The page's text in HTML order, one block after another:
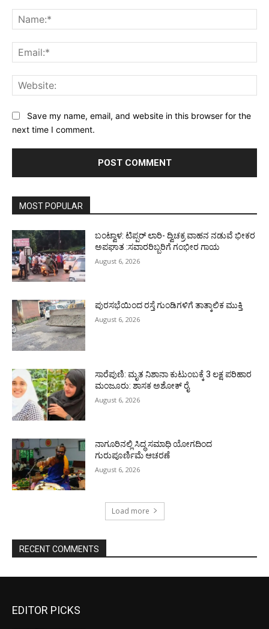
Save my name, email, and website in this browser for the
next time I comment.
MOST POPULAR
ಬಂಟ್ವಾಳ: ಟಿಪ್ಪರ್ ಲಾರಿ- ದ್ವಿಚಕ್ರ ವಾಹನ ನಡುವೆ ಭೀಕರ
ಅಪಘಾತ :ಸವಾರರಿಬ್ಬರಿಗೆ ಗಂಭೀರ ಗಾಯ
August 6, 2026
ಪುರಸಭೆಯಿಂದ ರಸ್ತೆ ಗುಂಡಿಗಳಿಗೆ ತಾತ್ಕಾಲಿಕ ಮುಕ್ತಿ
August 6, 2026
ಸಾರೆಪುಣಿ: ಮೃತ ನಿಶಾನಾ ಕುಟುಂಬಕ್ಕೆ 3 ಲಕ್ಷ ಪರಿಹಾರ
ಮಂಜೂರು: ಶಾಸಕ ಅಶೋಕ್ ರೈ
August 6, 2026
ನಾಗೂರಿನಲ್ಲಿ ಸಿದ್ಧ ಸಮಾಧಿ ಯೋಗದಿಂದ
ಗುರುಪೂರ್ಣಿಮೆ ಆಚರಣೆ
August 6, 2026
Load more
RECENT COMMENTS
EDITOR PICKS